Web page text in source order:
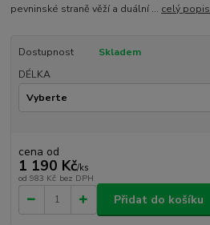
pevninské straně věží a duální ... celý popis
Dostupnost
Skladem
DÉLKA
cena od
1 190 Kč/ks
od 983 Kč bez DPH
Přidat do košíku